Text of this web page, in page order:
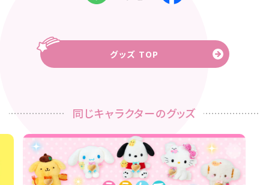
グッズ TOP
同じキャラクターのグッズ